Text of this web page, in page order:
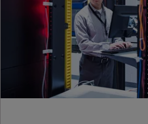
Erfahren Sie mehr
Zur ERGO